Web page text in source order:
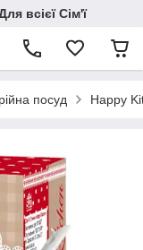
всієї Сім'ї
посуд Happy